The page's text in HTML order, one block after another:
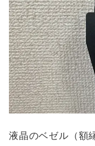
液晶のベゼル（額